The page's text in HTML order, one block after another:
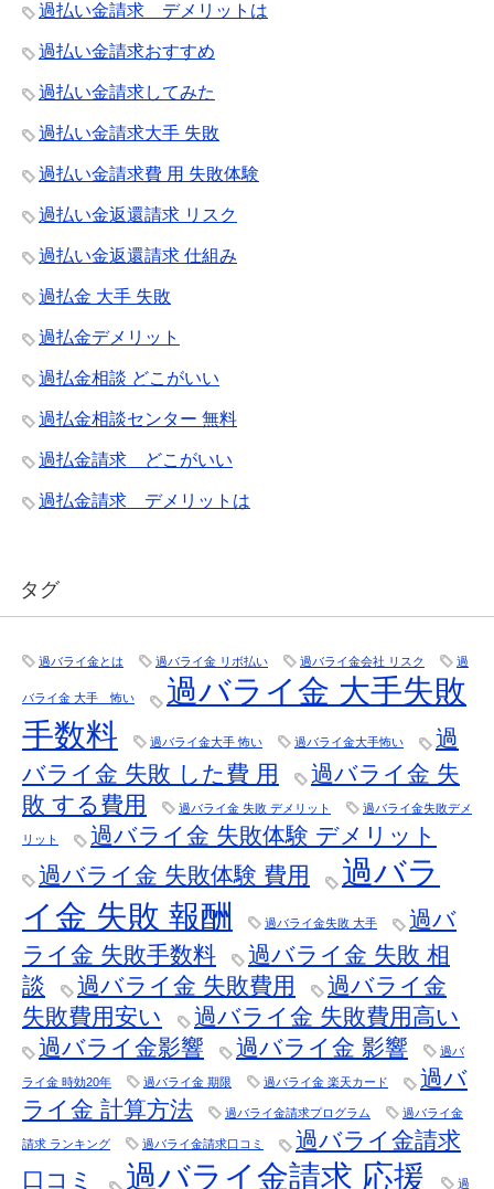
過払い金請求 デメリットは
過払い金請求おすすめ
過払い金請求してみた
過払い金請求大手 失敗
過払い金請求費 用 失敗体験
過払い金返還請求 リスク
過払い金返還請求 仕組み
過払金 大手 失敗
過払金デメリット
過払金相談 どこがいい
過払金相談センター 無料
過払金請求 どこがいい
過払金請求 デメリットは
タグ
過バライ金とは 過バライ金 リボ払い 過バライ金会社 リスク 過
バライ金 大手 怖い
過バライ金 大手失敗
手数料
過バライ金大手 怖い 過バライ金大手怖い
過
バライ金 失敗 した費 用
過バライ金 失
敗 する費用
過バライ金 失敗 デメリット 過バライ金失敗デメ
リット
過バライ金 失敗体験 デメリット
過バライ金 失敗体験 費用
過バラ
イ金 失敗 報酬
過バライ金失敗 大手
過バ
ライ金 失敗手数料
過バライ金 失敗 相
談
過バライ金 失敗費用
過バライ金
失敗費用安い
過バライ金 失敗費用高い
過バライ金影響
過バライ金 影響 過バ
ライ金 時効20年 過バライ金 期限 過バライ金 楽天カード
過バ
ライ金 計算方法
過バライ金請求プログラム 過バライ金
請求 ランキング 過バライ金請求口コミ
過バライ金請求
口コミ
過バライ金請求 応援 過